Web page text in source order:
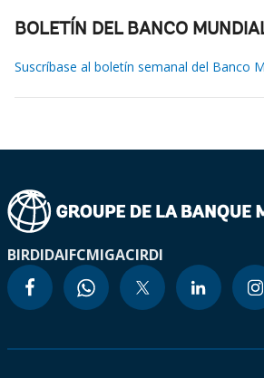
BOLETÍN DEL BANCO
Suscríbase al boletín semanal del Banco
BIRDIDAIFCMIGACIRDI